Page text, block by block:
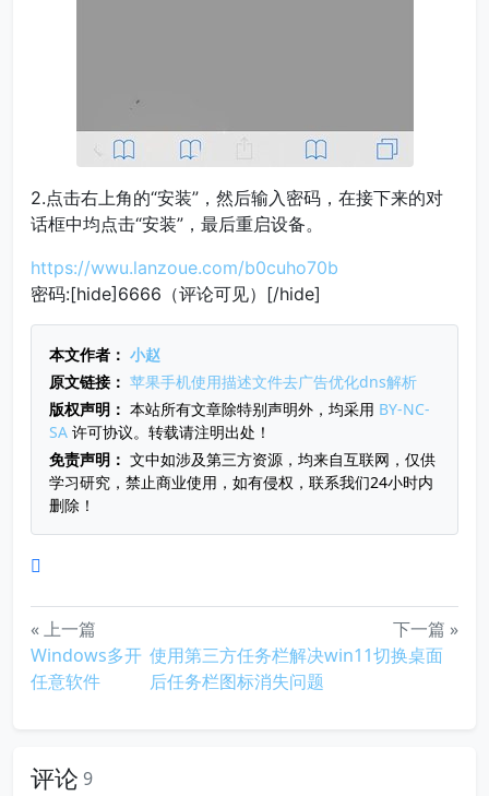
2.点击右上角的“安装”，然后输入密码，在接下来的对
话框中均点击“安装”，最后重启设备。
https://wwu.lanzoue.com/b0cuho70b
密码:[hide]6666（评论可见）[/hide]
本文作者： 小赵
原文链接： 苹果手机使用描述文件去广告优化dns解析
版权声明： 本站所有文章除特别声明外，均采用 BY-NC-
SA 许可协议。转载请注明出处！
免责声明： 文中如涉及第三方资源，均来自互联网，仅供
学习研究，禁止商业使用，如有侵权，联系我们24小时内
删除！
« 上一篇
Windows多开
任意软件
下一篇 »
使用第三方任务栏解决win11切换桌面
后任务栏图标消失问题
评论 9